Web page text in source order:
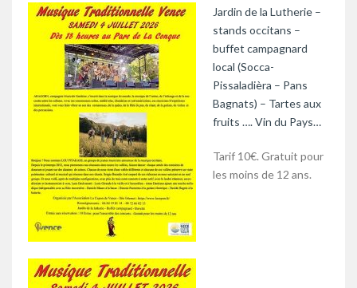
Jardin de la Lutherie –
stands occitans –
buffet campagnard
local (Socca-
Pissaladièra – Pans
Bagnats) – Tartes aux
fruits …. Vin du Pays…
Tarif 10€. Gratuit pour
les moins de 12 ans.